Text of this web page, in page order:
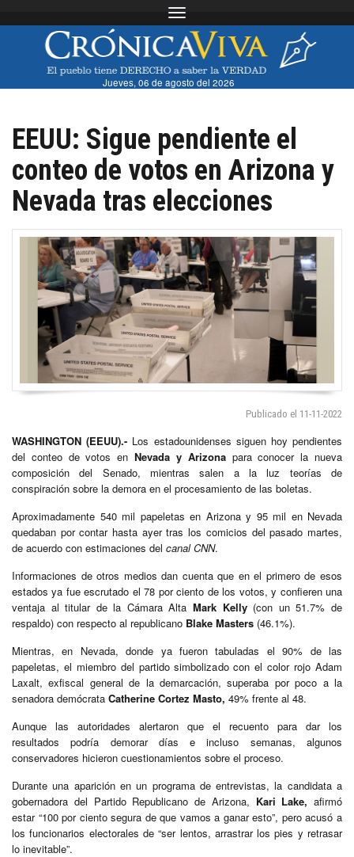
Toggle navigation
Jueves, 06 de agosto del 2026
EEUU: Sigue pendiente el
conteo de votos en Arizona y
Nevada tras elecciones
Publicado el 11-11-2022
WASHINGTON (EEUU).- Los estadounidenses siguen hoy pendientes
del conteo de votos enNevada y Arizonapara conocer la nueva
composición del Senado, mientras salen a la luz teorías de
conspiración sobre la demora en el procesamiento de las boletas.
Aproximadamente 540 mil papeletas en Arizona y 95 mil en Nevada
quedaban por contar hasta ayer tras los comicios del pasado martes,
de acuerdo con estimaciones del canal CNN.
Informaciones de otros medios dan cuenta que en el primero de esos
estados ya fue escrutado el 78 por ciento de los votos, y confieren una
ventaja al titular de la Cámara AltaMark Kelly (con un 51.7% de
respaldo) con respecto al republicano Blake Masters (46.1%).
Mientras, en Nevada, donde ya fueron tabuladas el 90% de las
papeletas, el miembro del partido simbolizado con el color rojo Adam
Laxalt, exfiscal general de la demarcación, superaba por poco a la
senadora demócrata Catherine Cortez Masto, 49% frente al 48.
Aunque las autoridades alertaron que el recuento para dar los
resultados podría demorar días e incluso semanas, algunos
conservadores hicieron cuestionamientos sobre el proceso.
Durante una aparición en un programa de entrevistas, la candidata a
gobernadora del Partido Republicano de Arizona, Kari Lake, afirmó
estar “100 por ciento segura de que vamos a ganar esto”, pero acusó a
los funcionarios electorales de “ser lentos, arrastrar los pies y retrasar
lo inevitable”.